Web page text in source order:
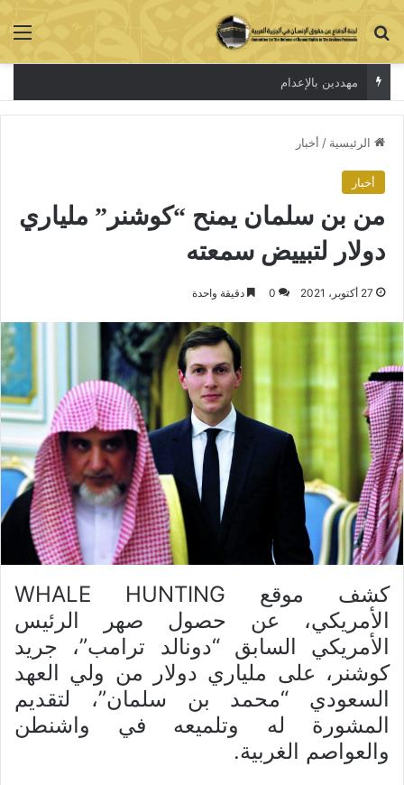
بحث عن
مهددين بالإعدام
الرئيسية / أخبار
أخبار
من بن سلمان يمنح “كوشنر” ملياري
دولار لتبييض سمعته
27 أكتوبر، 2021 0 دقيقة واحدة
كشف موقع WHALE HUNTING
الأمريكي، عن حصول صهر الرئيس
الأمريكي السابق “دونالد ترامب”، جريد
كوشنر، على ملياري دولار من ولي العهد
السعودي “محمد بن سلمان”، لتقديم
المشورة له وتلميعه في واشنطن
والعواصم الغربية.